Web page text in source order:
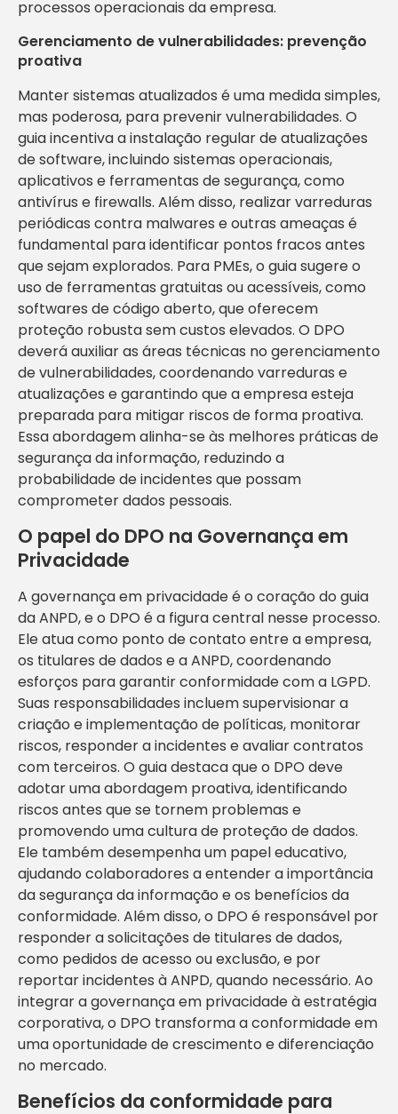
processos operacionais da empresa.
Gerenciamento de vulnerabilidades: prevenção
proativa
Manter sistemas atualizados é uma medida simples,
mas poderosa, para prevenir vulnerabilidades. O
guia incentiva a instalação regular de atualizações
de software, incluindo sistemas operacionais,
aplicativos e ferramentas de segurança, como
antivírus e firewalls. Além disso, realizar varreduras
periódicas contra malwares e outras ameaças é
fundamental para identificar pontos fracos antes
que sejam explorados. Para PMEs, o guia sugere o
uso de ferramentas gratuitas ou acessíveis, como
softwares de código aberto, que oferecem
proteção robusta sem custos elevados. O DPO
deverá auxiliar as áreas técnicas no gerenciamento
de vulnerabilidades, coordenando varreduras e
atualizações e garantindo que a empresa esteja
preparada para mitigar riscos de forma proativa.
Essa abordagem alinha-se às melhores práticas de
segurança da informação, reduzindo a
probabilidade de incidentes que possam
comprometer dados pessoais.
O papel do DPO na Governança em
Privacidade
A governança em privacidade é o coração do guia
da ANPD, e o DPO é a figura central nesse processo.
Ele atua como ponto de contato entre a empresa,
os titulares de dados e a ANPD, coordenando
esforços para garantir conformidade com a LGPD.
Suas responsabilidades incluem supervisionar a
criação e implementação de políticas, monitorar
riscos, responder a incidentes e avaliar contratos
com terceiros. O guia destaca que o DPO deve
adotar uma abordagem proativa, identificando
riscos antes que se tornem problemas e
promovendo uma cultura de proteção de dados.
Ele também desempenha um papel educativo,
ajudando colaboradores a entender a importância
da segurança da informação e os benefícios da
conformidade. Além disso, o DPO é responsável por
responder a solicitações de titulares de dados,
como pedidos de acesso ou exclusão, e por
reportar incidentes à ANPD, quando necessário. Ao
integrar a governança em privacidade à estratégia
corporativa, o DPO transforma a conformidade em
uma oportunidade de crescimento e diferenciação
no mercado.
Benefícios da conformidade para